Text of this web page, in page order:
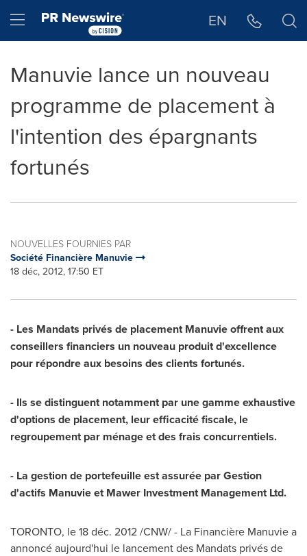
Hamburger menu EN
Manuvie lance un nouveau
programme de placement à
l'intention des épargnants
fortunés
NOUVELLES FOURNIES PAR
Société Financière Manuvie
18 déc, 2012, 17:50 ET
- Les Mandats privés de placement Manuvie offrent aux
conseillers financiers un nouveau produit d'excellence
pour répondre aux besoins des clients fortunés.
- Ils se distinguent notamment par une gamme exhaustive
d'options de placement, leur efficacité fiscale, le
regroupement par ménage et des frais concurrentiels.
- La gestion de portefeuille est assurée par Gestion
d'actifs Manuvie et Mawer Investment Management Ltd.
TORONTO, le 18 déc. 2012 /CNW/ - La Financière Manuvie a
annoncé aujourd'hui le lancement des Mandats privés de